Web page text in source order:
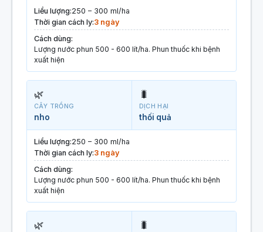
Liều lượng:250 – 300 ml/ha
Thời gian cách ly:3 ngày
Cách dùng:
Lượng nước phun 500 - 600 lít/ha. Phun thuốc khi bệnh
xuất hiện
🌿
CÂY TRỒNG
nho
🐛
DỊCH HẠI
thối quả
Liều lượng:250 – 300 ml/ha
Thời gian cách ly:3 ngày
Cách dùng:
Lượng nước phun 500 - 600 lít/ha. Phun thuốc khi bệnh
xuất hiện
🌿 🐛